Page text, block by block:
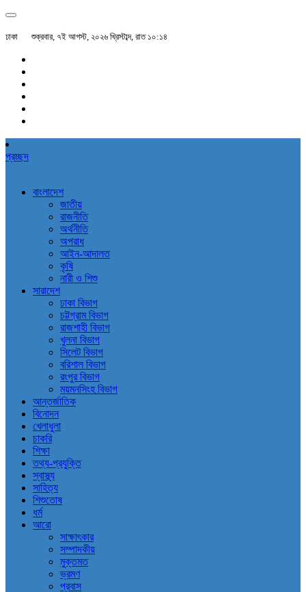
ঢাকা শুক্রবার, ৭ই আগস্ট, ২০২৬ খ্রিস্টাব্দ, রাত ১০:১৪
প্রচ্ছদ
বাংলাদেশ
জাতীয়
রাজনীতি
অর্থনীতি
অপরাধ
আইন-আদালত
কৃষি
নারী ও শিশু
সারাদেশ
ঢাকা বিভাগ
চট্টগ্রাম বিভাগ
রাজশাহী বিভাগ
খুলনা বিভাগ
সিলেট বিভাগ
বরিশাল বিভাগ
রংপুর বিভাগ
ময়মনসিংহ বিভাগ
আন্তর্জাতিক
বিনোদন
খেলাধুলা
চাকরি
শিক্ষা
তথ্য-প্রযুক্তি
স্বাস্থ্য
সাহিত্য
শিশুতোষ
ধর্ম
আরো
সাক্ষাৎকার
সম্পাদকীয়
মুক্তমত
ভ্রমণ
প্রবাস